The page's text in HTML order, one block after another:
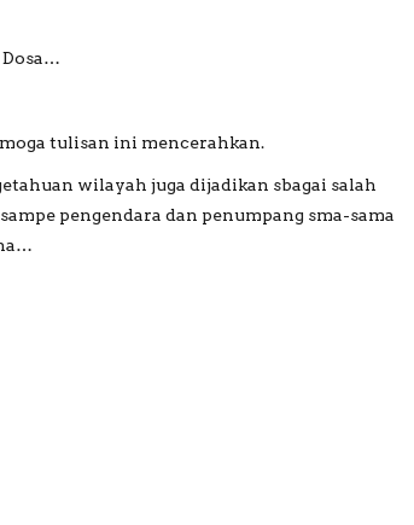
tulisan ini mencerahkan.
wilayah juga dijadikan sbagai salah
pengendara dan penumpang sma-sama